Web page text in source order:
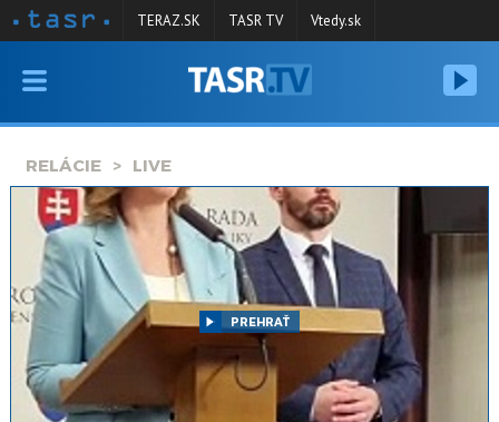
VYSIELANIE
SPRAVODAJSTVO
KONTAKT
ARCHÍV
TERAZ.SK TASR TV Vtedy.sk
RELÁCIE LIVE
PREHRAŤ